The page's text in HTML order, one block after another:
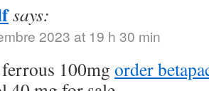
says:
2023 at 19 h 30 min
100mg order